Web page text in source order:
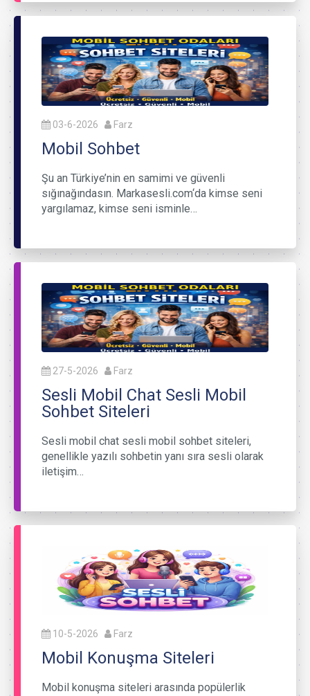
03-6-2026 Farz
Mobil Sohbet
Şu an Türkiye’nin en samimi ve güvenli
sığınağındasın. Markasesli.com‘da kimse seni
yargılamaz, kimse seni isminle…
27-5-2026 Farz
Sesli Mobil Chat Sesli Mobil
Sohbet Siteleri
Sesli mobil chat sesli mobil sohbet siteleri,
genellikle yazılı sohbetin yanı sıra sesli olarak
iletişim…
10-5-2026 Farz
Mobil Konuşma Siteleri
Mobil konuşma siteleri arasında popülerlik